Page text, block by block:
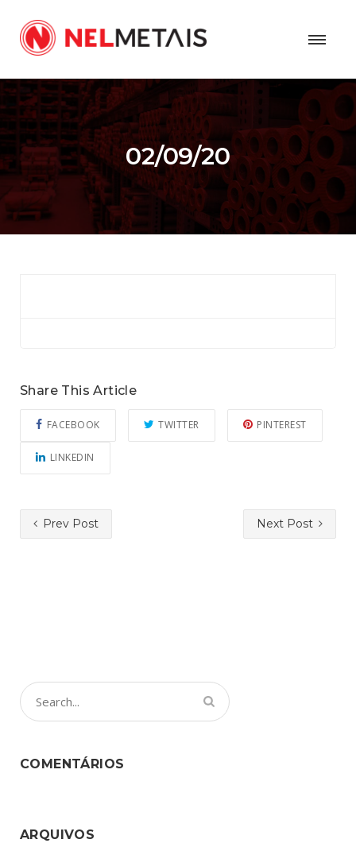
02/09/20
Share This Article
FACEBOOK TWITTER PINTEREST
LINKEDIN
Prev Post Next Post
COMENTÁRIOS
ARQUIVOS